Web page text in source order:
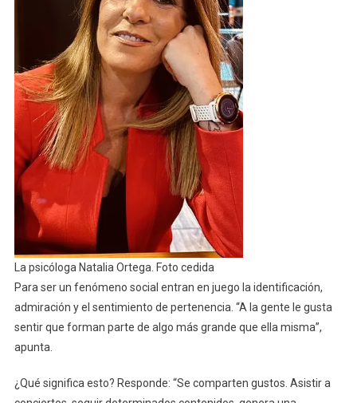
La psicóloga Natalia Ortega. Foto cedida
Para ser un fenómeno social entran en juego la identificación,
admiración y el sentimiento de pertenencia. “A la gente le gusta
sentir que forman parte de algo más grande que ella misma”,
apunta.
¿Qué significa esto? Responde: “Se comparten gustos. Asistir a